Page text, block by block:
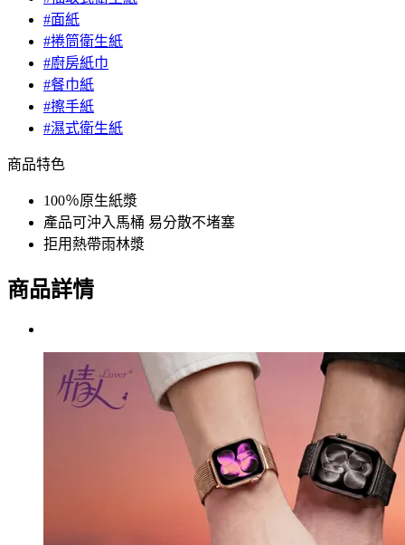
#面紙
#捲筒衛生紙
#廚房紙巾
#餐巾紙
#擦手紙
#濕式衛生紙
商品特色
100％原生紙漿
產品可沖入馬桶 易分散不堵塞
拒用熱帶雨林漿
商品詳情